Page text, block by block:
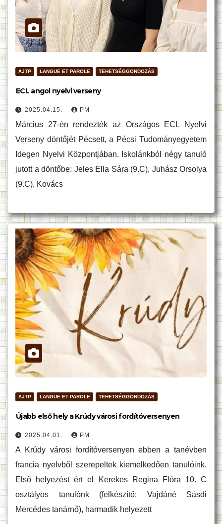
AJTP LANGUE ET PAROLE TEHETSÉGGONDOZÁS
ECL angol nyelvi verseny
2025.04.15. PM
Március 27-én rendezték az Országos ECL Nyelvi
Verseny döntőjét Pécsett, a Pécsi Tudományegyetem
Idegen Nyelvi Központjában. Iskolánkból négy tanuló
jutott a döntőbe: Jeles Ella Sára (9.C), Juhász Orsolya
(9.C), Kovács
AJTP LANGUE ET PAROLE TEHETSÉGGONDOZÁS
Újabb első hely a Krúdy városi fordítóversenyen
2025.04.01. PM
A Krúdy városi fordítóversenyen ebben a tanévben
francia nyelvből szerepeltek kiemelkedően tanulóink.
Első helyezést ért el Kerekes Regina Flóra 10. C
osztályos tanulónk (felkészítő: Vajdáné Sásdi
Mercédes tanárnő), harmadik helyezett